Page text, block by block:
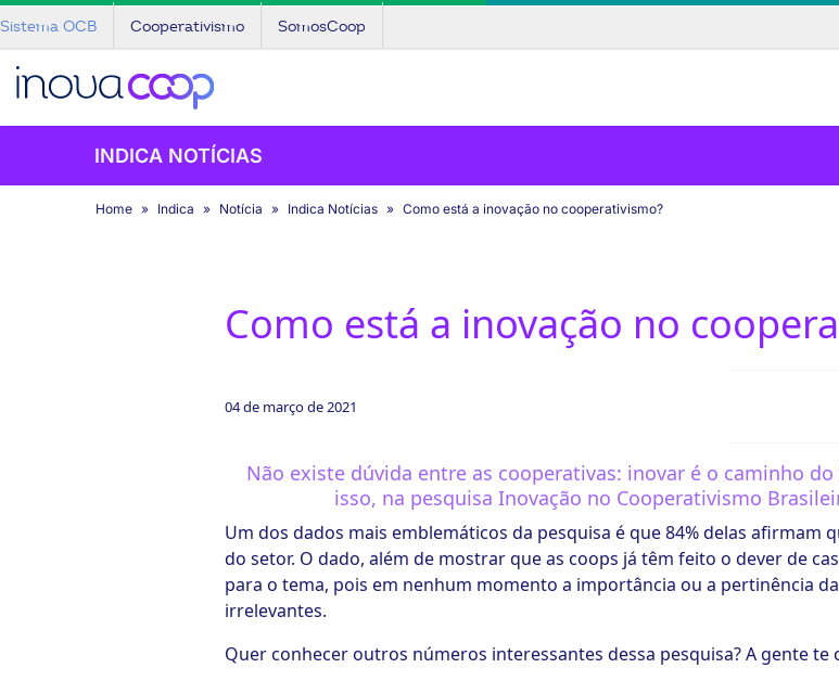
Sistema OCB Cooperativismo SomosCoop
INDICA NOTÍCIAS
Home Indica Notícia Indica Notícias Como está a inovação no cooperativismo?
Como está a inovação no
04 de março de 2021
Não existe dúvida entre as cooperativas: inovar é o caminho
isso, na pesquisa Inovação no Cooperativismo
Um dos dados mais emblemáticos da pesquisa é que 84% delas afirmam
do setor. O dado, além de mostrar que as coops já têm feito o dever de
para o tema, pois em nenhum momento a importância ou a pertinência
irrelevantes.
Quer conhecer outros números interessantes dessa pesquisa? A gente te